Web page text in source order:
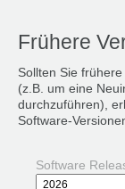
Frühere
Sollten Sie
(z.B. um eine
durchzuführen),
Software-
Software